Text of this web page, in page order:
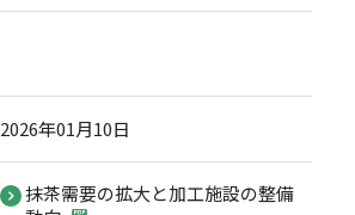
2026年01月10日
抹茶需要の拡大と加工施設の整備